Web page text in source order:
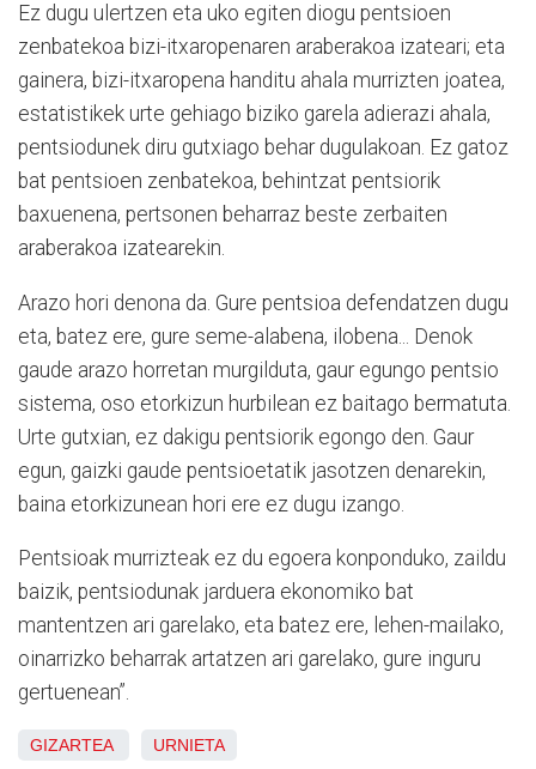
Ez dugu ulertzen eta uko egiten diogu pentsioen
zenbatekoa bizi-itxaropenaren araberakoa izateari; eta
gainera, bizi-itxaropena handitu ahala murrizten joatea,
estatistikek urte gehiago biziko garela adierazi ahala,
pentsiodunek diru gutxiago behar dugulakoan. Ez gatoz
bat pentsioen zenbatekoa, behintzat pentsiorik
baxuenena, pertsonen beharraz beste zerbaiten
araberakoa izatearekin.
Arazo hori denona da. Gure pentsioa defendatzen dugu
eta, batez ere, gure seme-alabena, ilobena... Denok
gaude arazo horretan murgilduta, gaur egungo pentsio
sistema, oso etorkizun hurbilean ez baitago bermatuta.
Urte gutxian, ez dakigu pentsiorik egongo den. Gaur
egun, gaizki gaude pentsioetatik jasotzen denarekin,
baina etorkizunean hori ere ez dugu izango.
Pentsioak murrizteak ez du egoera konponduko, zaildu
baizik, pentsiodunak jarduera ekonomiko bat
mantentzen ari garelako, eta batez ere, lehen-mailako,
oinarrizko beharrak artatzen ari garelako, gure inguru
gertuenean”.
GIZARTEA URNIETA